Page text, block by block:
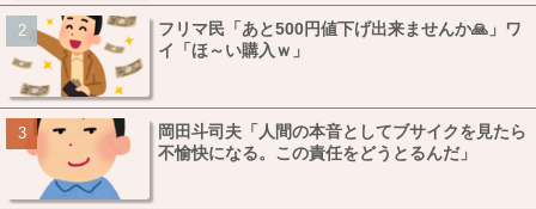
フリマ民「あと500円値下げ出来ませんか🙏」ワ
イ「ほ～い購入ｗ」
岡田斗司夫「人間の本音としてブサイクを見たら
不愉快になる。この責任をどうとるんだ」